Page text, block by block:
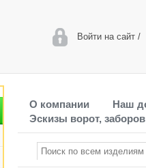
Войти на сайт/
О компании
Наш
Эскизы ворот, заборов